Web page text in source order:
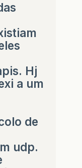
Hj
a um
de
udp.